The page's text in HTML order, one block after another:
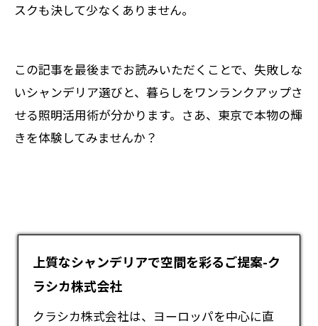
スクも決して少なくありません。
この記事を最後までお読みいただくことで、失敗しな
いシャンデリア選びと、暮らしをワンランクアップさ
せる照明活用術が分かります。さあ、東京で本物の輝
きを体験してみませんか？
上質なシャンデリアで空間を彩るご提案-ク
ラシカ株式会社
クラシカ株式会社は、ヨーロッパを中心に直